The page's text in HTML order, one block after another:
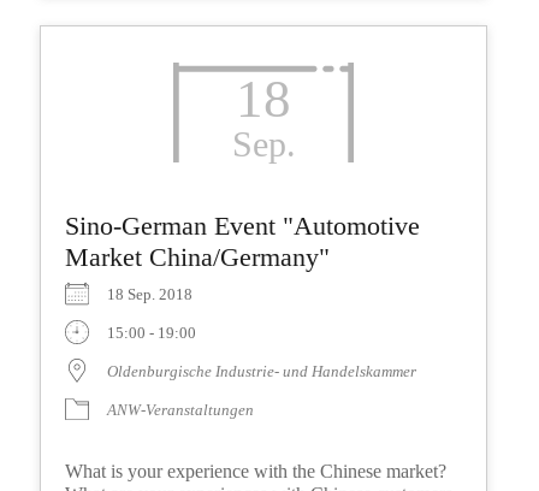
18
Sep.
Sino-German Event "Automotive
Market China/Germany"
18 Sep. 2018
15:00 - 19:00
Oldenburgische Industrie- und Handelskammer
ANW-Veranstaltungen
What is your experience with the Chinese market?